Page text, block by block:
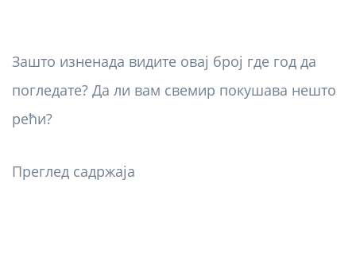
Зашто изненада видите овај број где год да
погледате? Да ли вам свемир покушава нешто
рећи?
Преглед садржаја